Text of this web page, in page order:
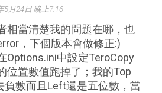
5月24日 晚上7:16
相當清楚我的問題在哪，也
，下個版本會做修正:)
Options.ini中設定TeroCopy
位置數值跑掉了；我的Top
負數而且Left還是五位數，當